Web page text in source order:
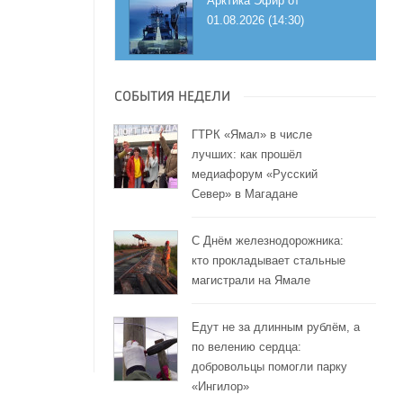
01.08.2026 (14:30)
СОБЫТИЯ НЕДЕЛИ
ГТРК «Ямал» в числе
лучших: как прошёл
медиафорум «Русский
Север» в Магадане
С Днём железнодорожника:
кто прокладывает стальные
магистрали на Ямале
Едут не за длинным рублём, а
по велению сердца:
добровольцы помогли парку
«Ингилор»